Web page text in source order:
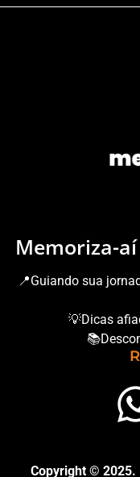
Memoriza-
📍Guiando sua
💡Dicas
Copyright © 2025.